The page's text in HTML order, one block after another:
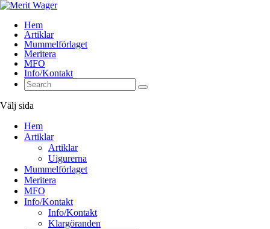
Hem
Artiklar
Mummelförlaget
Meritera
MFO
Info/Kontakt
Välj sida
Hem
Artiklar
Artiklar
Uigurerna
Mummelförlaget
Meritera
MFO
Info/Kontakt
Info/Kontakt
Klargöranden